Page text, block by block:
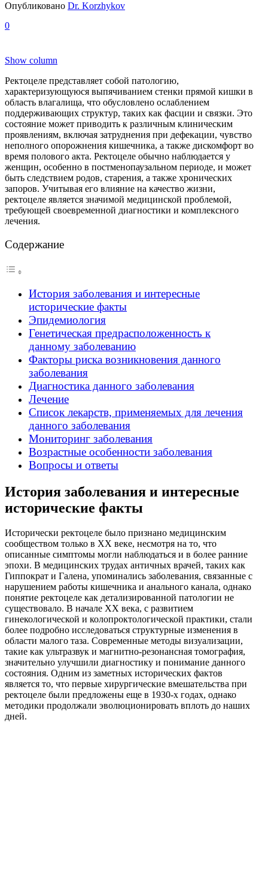
Опубликовано Dr. Korzhykov
0
Show column
Ректоцеле представляет собой патологию,
характеризующуюся выпячиванием стенки прямой кишки в
область влагалища, что обусловлено ослаблением
поддерживающих структур, таких как фасции и связки. Это
состояние может приводить к различным клиническим
проявлениям, включая затруднения при дефекации, чувство
неполного опорожнения кишечника, а также дискомфорт во
время полового акта. Ректоцеле обычно наблюдается у
женщин, особенно в постменопаузальном периоде, и может
быть следствием родов, старения, а также хронических
запоров. Учитывая его влияние на качество жизни,
ректоцеле является значимой медицинской проблемой,
требующей своевременной диагностики и комплексного
лечения.
Содержание
История заболевания и интересные
исторические факты
Эпидемиология
Генетическая предрасположенность к
данному заболеванию
Факторы риска возникновения данного
заболевания
Диагностика данного заболевания
Лечение
Список лекарств, применяемых для лечения
данного заболевания
Мониторинг заболевания
Возрастные особенности заболевания
Вопросы и ответы
История заболевания и интересные
исторические факты
Исторически ректоцеле было признано медицинским
сообществом только в XX веке, несмотря на то, что
описанные симптомы могли наблюдаться и в более ранние
эпохи. В медицинских трудах античных врачей, таких как
Гиппократ и Галена, упоминались заболевания, связанные с
нарушением работы кишечника и анального канала, однако
понятие ректоцеле как детализированной патологии не
существовало. В начале XX века, с развитием
гинекологической и колопроктологической практики, стали
более подробно исследоваться структурные изменения в
области малого таза. Современные методы визуализации,
такие как ультразвук и магнитно-резонансная томография,
значительно улучшили диагностику и понимание данного
состояния. Одним из заметных исторических фактов
является то, что первые хирургические вмешательства при
ректоцеле были предложены еще в 1930-х годах, однако
методики продолжали эволюционировать вплоть до наших
дней.